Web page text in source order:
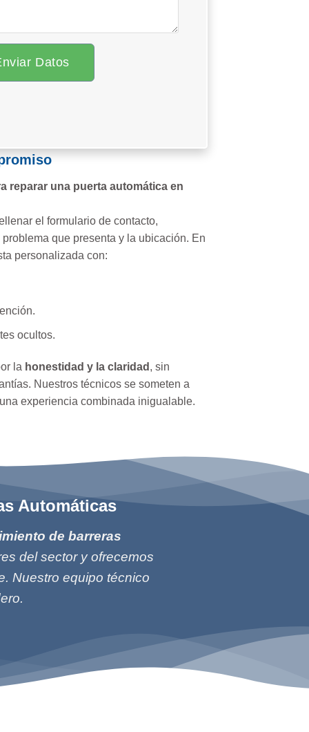
Datos
reparar una puerta automática en
el formulario de contacto,
que presenta y la ubicación. En
personalizada con:
ocultos.
la honestidad y la claridad , sin
Nuestros técnicos se someten a
experiencia combinada inigualable.
Automáticas
de barreras
del sector y ofrecemos
Nuestro equipo técnico